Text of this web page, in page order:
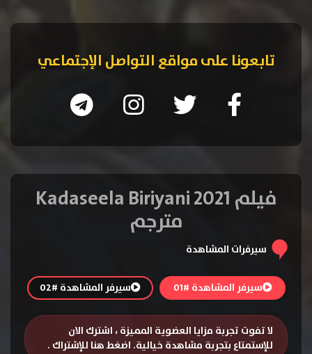
تابعونا على مواقع التواصل الإجتماعي
فيلم Kadaseela Biriyani 2021
مترجم
سيرفرات المشاهدة
سيرفر المشاهدة #01 سيرفر المشاهدة #02
لا تفوت تجربة مزايا العضوية المميزة ، اشترك الان
للإستمتاع بتجربة مشاهدة خيالية. اضغط هنا للإشتراك .